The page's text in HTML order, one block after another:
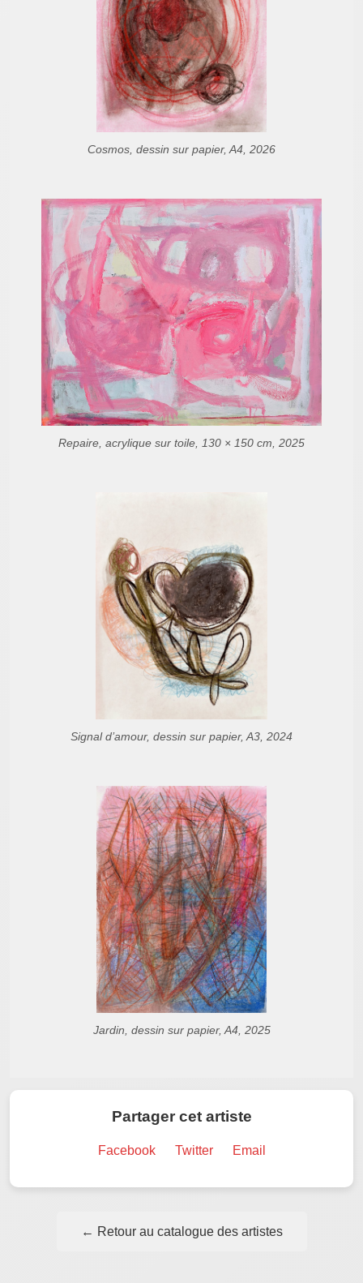
Cosmos, dessin sur papier, A4, 2026
Repaire, acrylique sur toile, 130 × 150 cm, 2025
Signal d’amour, dessin sur papier, A3, 2024
Jardin, dessin sur papier, A4, 2025
Partager cet artiste
Facebook Twitter Email
← Retour au catalogue des artistes